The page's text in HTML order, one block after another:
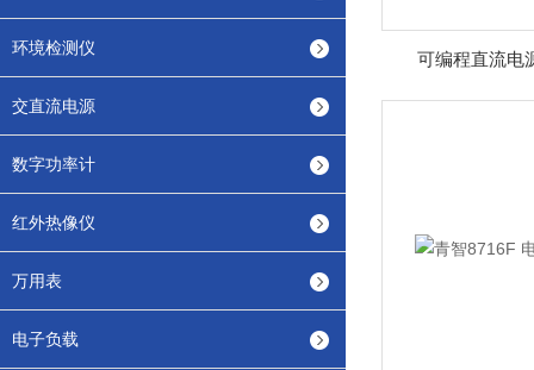
环境检测仪
交直流电源
数字功率计
红外热像仪
万用表
电子负载
可编程直流电